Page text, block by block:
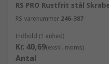
RS PRO Rustfrit stål
RS-varenummer 246-387
Indhold (1 enhed)
Kr. 40,69(ekskl. moms)
Antal